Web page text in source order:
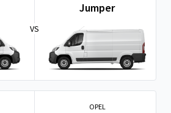
VS
Jumper
OPEL